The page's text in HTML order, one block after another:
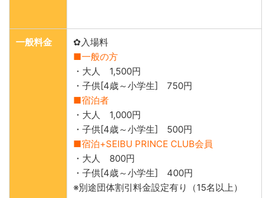
一般料金
✿入場料
■一般の方
・大人 1,500円
・子供[4歳～小学生] 750円
■宿泊者
・大人 1,000円
・子供[4歳～小学生] 500円
■宿泊+SEIBU PRINCE CLUB会員
・大人 800円
・子供[4歳～小学生] 400円
※別途団体割引料金設定有り（15名以上）